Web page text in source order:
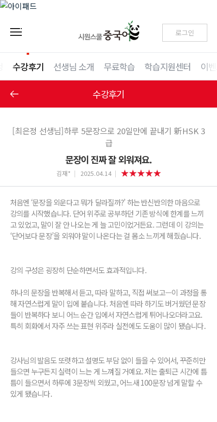
로그인
수강후기 선생님 소개 무료학습 학습지원센터 이
수강후기
[최은정 선생님]하루 5문장으로 20일만에 끝내기 新HSK 3
급
문장이 진짜 잘 외워져요.
김재* 2025.04.14
처음엔 ‘문장을 외운다고 뭐가 달라질까?’ 하는 반신반의한 마음으로
강의를 시작했습니다. 단어 위주로 공부하던 기존 방식에 한계를 느끼
고 있었고, 말이 잘 안 나오는 게 늘 고민이었거든요. 그런데 이 강의는
‘단어보다 문장’을 외워야 말이 나온다는 걸 몸소 느끼게 해줬습니다.
강의 구성은 굉장히 단순하면서도 효과적입니다.
하나의 문장을 반복해서 듣고, 따라 말하고, 직접 써보고—이 과정을 통
해 자연스럽게 말이 입에 붙습니다. 처음엔 따라 하기도 버거웠던 문장
들이 반복하다 보니 어느 순간 입에서 자연스럽게 튀어나오더라고요.
특히 회화에서 자주 쓰는 표현 위주라 실전에도 도움이 많이 됐습니다.
강사님의 발음도 또렷하고 설명도 부담 없이 들을 수 있어서, 꾸준히만
들으면 누구든지 실력이 느는 게 느껴질 거예요. 저는 출퇴근 시간에 틈
틈이 들으면서 하루에 3문장씩 외웠고, 어느새 100문장 넘게 말할 수
있게 됐습니다.